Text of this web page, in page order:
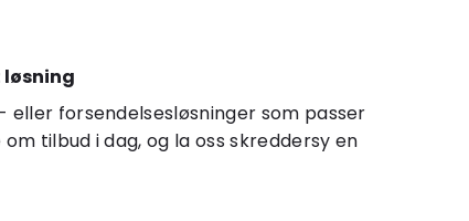
løsning
forsendelsesløsninger som passer
tilbud i dag, og la oss skreddersy en